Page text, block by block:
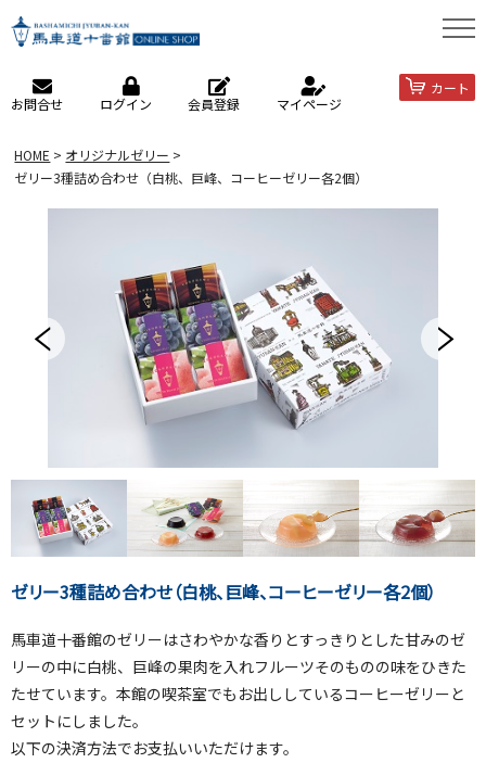
お問合せ ログイン 会員登録 マイページ
カート
HOME
オリジナルゼリー
ゼリー3種詰め合わせ（白桃、巨峰、コーヒーゼリー各2個）
ゼリー3種詰め合わせ（白桃、巨峰、コーヒーゼリー各2個）
馬車道十番館のゼリーはさわやかな香りとすっきりとした甘みのゼ
リーの中に白桃、巨峰の果肉を入れフルーツそのものの味をひきた
たせています。本館の喫茶室でもお出ししているコーヒーゼリーと
セットにしました。
以下の決済方法でお支払いいただけます。